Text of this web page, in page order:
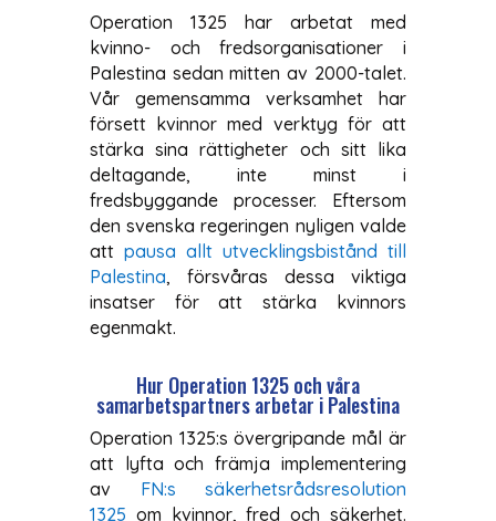
Operation 1325 har arbetat med
kvinno- och fredsorganisationer i
Palestina sedan mitten av 2000-talet.
Vår gemensamma verksamhet har
försett kvinnor med verktyg för att
stärka sina rättigheter och sitt lika
deltagande, inte minst i
fredsbyggande processer. Eftersom
den svenska regeringen nyligen valde
att pausa allt utvecklingsbistånd till
Palestina, försvåras dessa viktiga
insatser för att stärka kvinnors
egenmakt.
Hur Operation 1325 och våra
samarbetspartners arbetar i Palestina
Operation 1325:s övergripande mål är
att lyfta och främja implementering
av
FN:s säkerhetsrådsresolution
1325 om kvinnor, fred och säkerhet.